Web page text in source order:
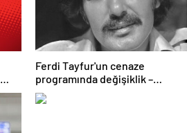
Ferdi Tayfur'un cenaze
programında değişiklik –
Magazin haberleri